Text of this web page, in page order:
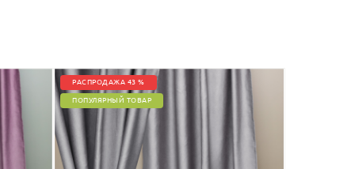
РАСПРОДАЖА 43 %
ПОПУЛЯРНЫЙ ТОВАР